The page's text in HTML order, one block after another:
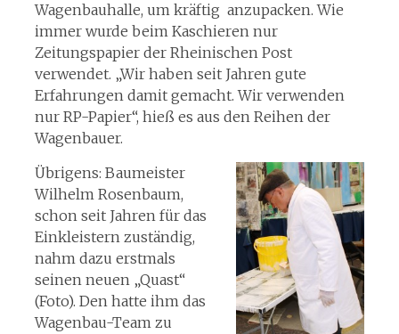
Wagenbauhalle, um kräftig anzupacken. Wie
immer wurde beim Kaschieren nur
Zeitungspapier der Rheinischen Post
verwendet. „Wir haben seit Jahren gute
Erfahrungen damit gemacht. Wir verwenden
nur RP-Papier“, hieß es aus den Reihen der
Wagenbauer.
Übrigens: Baumeister
Wilhelm Rosenbaum,
schon seit Jahren für das
Einkleistern zuständig,
nahm dazu erstmals
seinen neuen „Quast“
(Foto). Den hatte ihm das
Wagenbau-Team zu